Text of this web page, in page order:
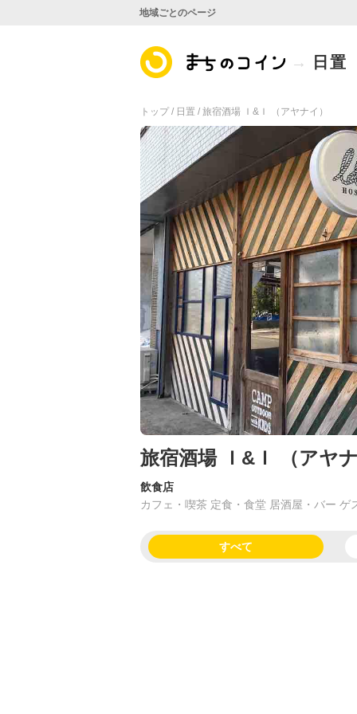
トップ / 日置 / 旅宿酒場 Ｉ&Ｉ （アヤナイ）
旅宿酒場 Ｉ&Ｉ （アヤ
飲食店
カフェ・喫茶 定食・食堂 居酒屋・バー ゲ
すべて
地域ごとのページ
日置